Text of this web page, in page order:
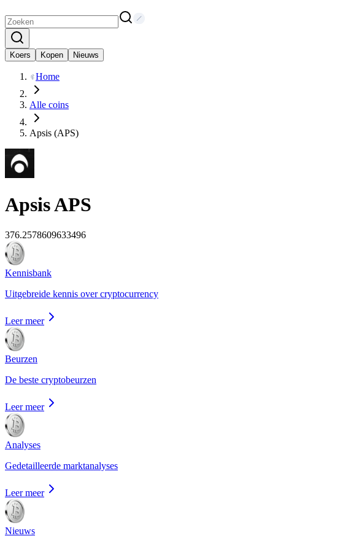
Koers Kopen Nieuws
Home
Alle coins
Apsis (APS)
ApsisAPS
376.2578609633496
Kennisbank
Uitgebreide kennis over cryptocurrency
Leer meer
Beurzen
De beste cryptobeurzen
Leer meer
Analyses
Gedetailleerde marktanalyses
Leer meer
Nieuws